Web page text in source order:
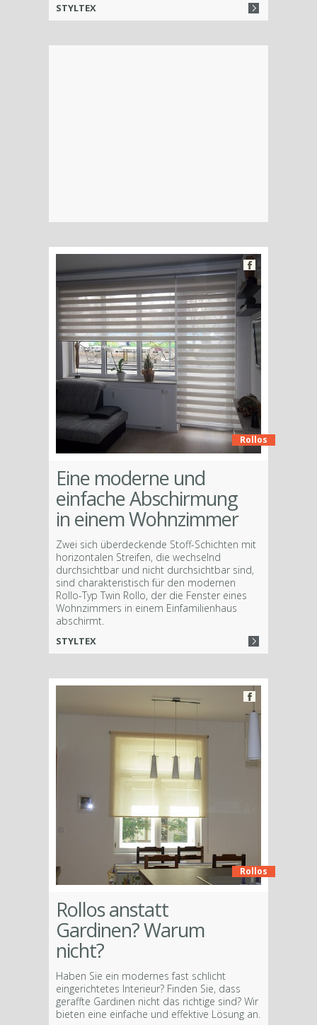
STYLTEX
Rollos
Eine moderne und
einfache Abschirmung
in einem Wohnzimmer
Zwei sich überdeckende Stoff-Schichten mit
horizontalen Streifen, die wechselnd
durchsichtbar und nicht durchsichtbar sind,
sind charakteristisch für den modernen
Rollo-Typ Twin Rollo, der die Fenster eines
Wohnzimmers in einem Einfamilienhaus
abschirmt.
STYLTEX
Rollos
Rollos anstatt
Gardinen? Warum
nicht?
Haben Sie ein modernes fast schlicht
eingerichtetes Interieur? Finden Sie, dass
geraffte Gardinen nicht das richtige sind? Wir
bieten eine einfache und effektive Lösung an.